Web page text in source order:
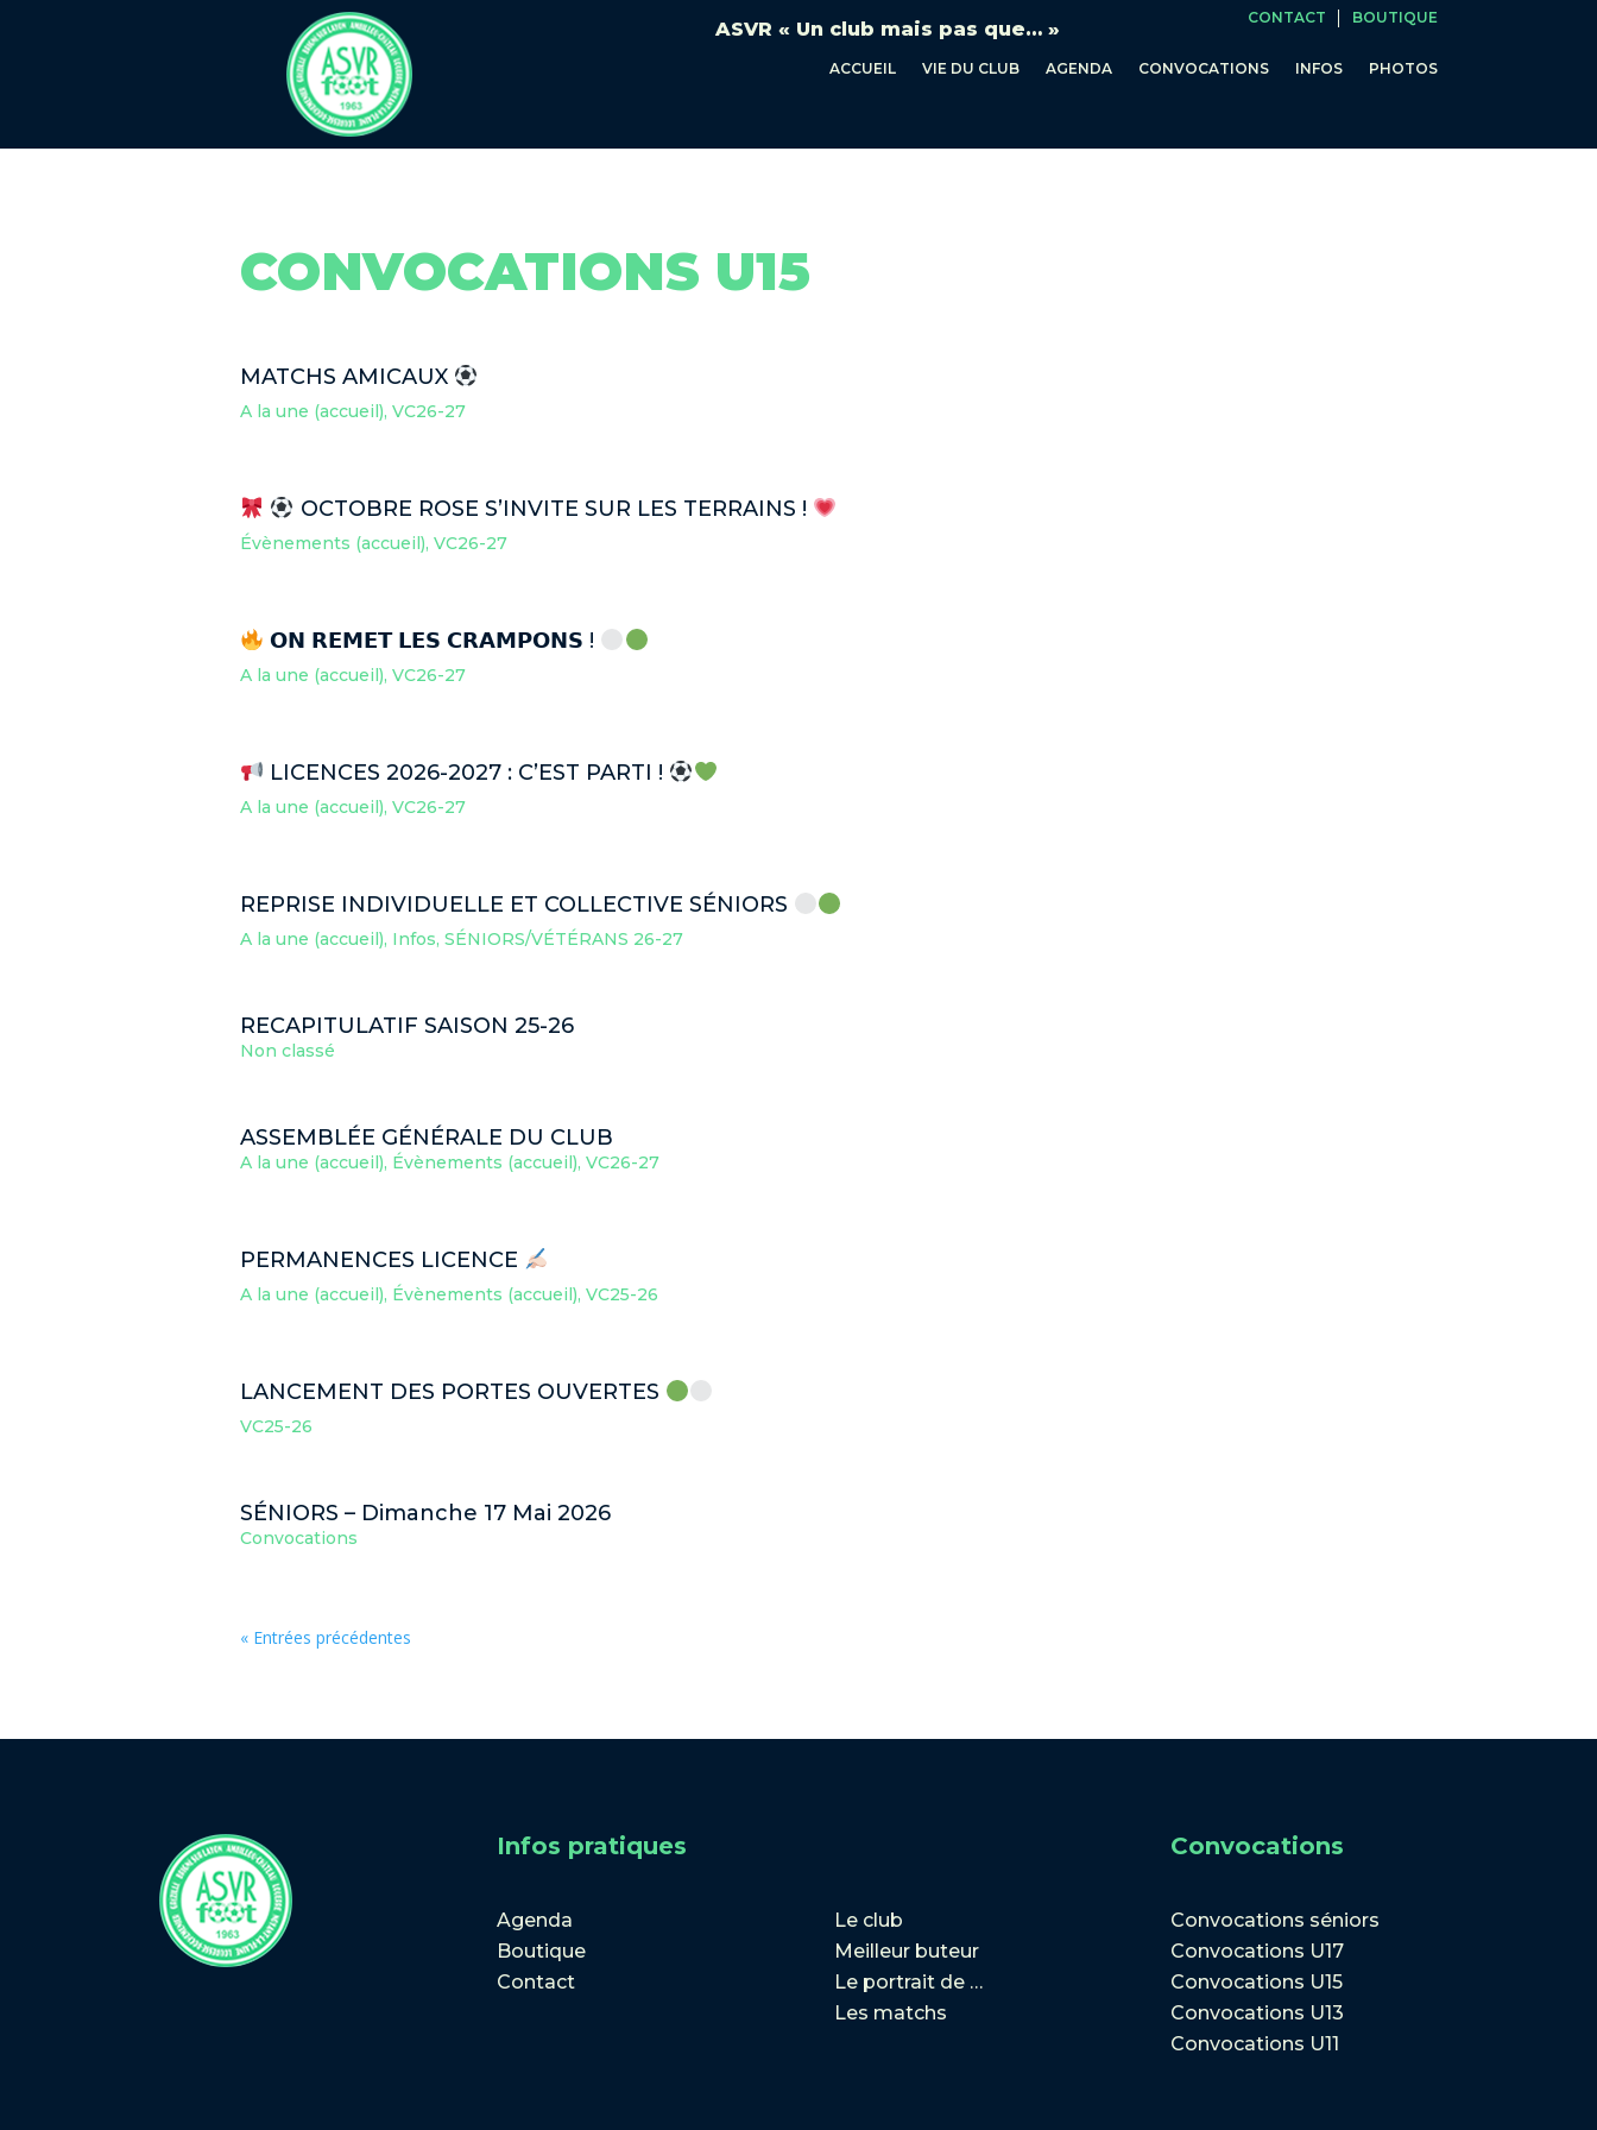
ASVR « Un club mais pas que… »
CONTACT BOUTIQUE
ACCUEIL VIE DU CLUB AGENDA CONVOCATIONS INFOS PHOTOS
CONVOCATIONS U15
MATCHS AMICAUX
A la une (accueil), VC26-27
OCTOBRE ROSE S’INVITE SUR LES TERRAINS !
Évènements (accueil), VC26-27
𝗢𝗡 𝗥𝗘𝗠𝗘𝗧 𝗟𝗘𝗦 𝗖𝗥𝗔𝗠𝗣𝗢𝗡𝗦 !
A la une (accueil), VC26-27
LICENCES 2026-2027 : C’EST PARTI !
A la une (accueil), VC26-27
REPRISE INDIVIDUELLE ET COLLECTIVE SÉNIORS
A la une (accueil), Infos, SÉNIORS/VÉTÉRANS 26-27
RECAPITULATIF SAISON 25-26
Non classé
ASSEMBLÉE GÉNÉRALE DU CLUB
A la une (accueil), Évènements (accueil), VC26-27
PERMANENCES LICENCE
A la une (accueil), Évènements (accueil), VC25-26
LANCEMENT DES PORTES OUVERTES
VC25-26
SÉNIORS – Dimanche 17 Mai 2026
Convocations
« Entrées précédentes
Infos pratiques
Agenda
Boutique
Contact
Le club
Meilleur buteur
Le portrait de …
Les matchs
Convocations
Convocations séniors
Convocations U17
Convocations U15
Convocations U13
Convocations U11